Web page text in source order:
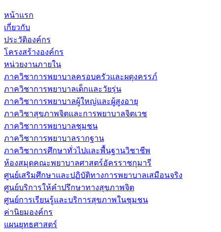
หน้าแรก
เกี่ยวกับ
ประวัติองค์กร
โครงสร้างองค์กร
หน่วยงานภายใน
ภาควิชาการพยาบาลครอบครัวและผดุงครรภ์
ภาควิชาการพยาบาลเด็กและวัยรุ่น
ภาควิชาการพยาบาลผู้ใหญ่และผู้สูงอายุ
ภาควิชาสุขภาพจิตและการพยาบาลจิตเวช
ภาควิชาการพยาบาลชุมชน
ภาควิชาการพยาบาลรากฐาน
ภาควิชาการศึกษาทั่วไปและพื้นฐานวิชาชีพ
ห้องสมุดคณะพยาบาลศาสตร์อัครราชกุมารี
ศูนย์เสริมศึกษาและปฏิบัติทางการพยาบาลเสมือนจริง
ศูนย์บริการให้คำปรึกษาทางสุขภาพจิต
ศูนย์การเรียนรู้และบริการสุขภาพในชุมชน
ค่านิยมองค์กร
แผนยุทธศาสตร์